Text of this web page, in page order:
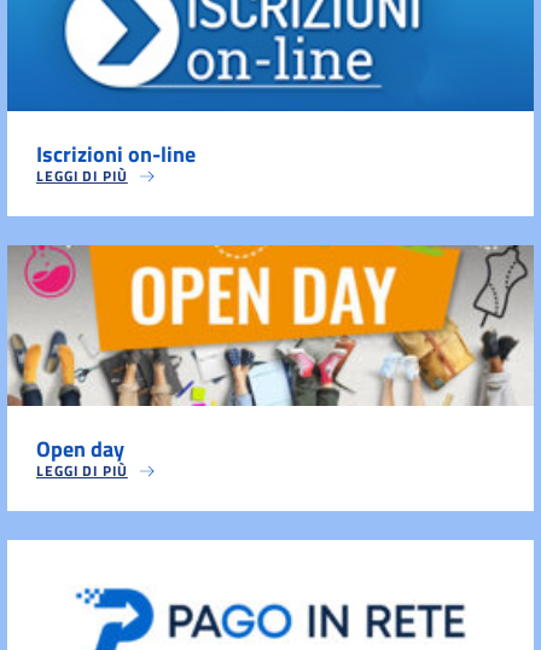
Iscrizioni on-line
LEGGI DI PIÙ
Open day
LEGGI DI PIÙ